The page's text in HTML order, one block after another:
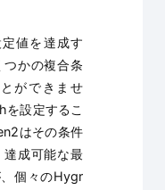
値を達成す
つかの複合条
ができませ
設定するこ
はその条件
達成可能な最
個々のHygr